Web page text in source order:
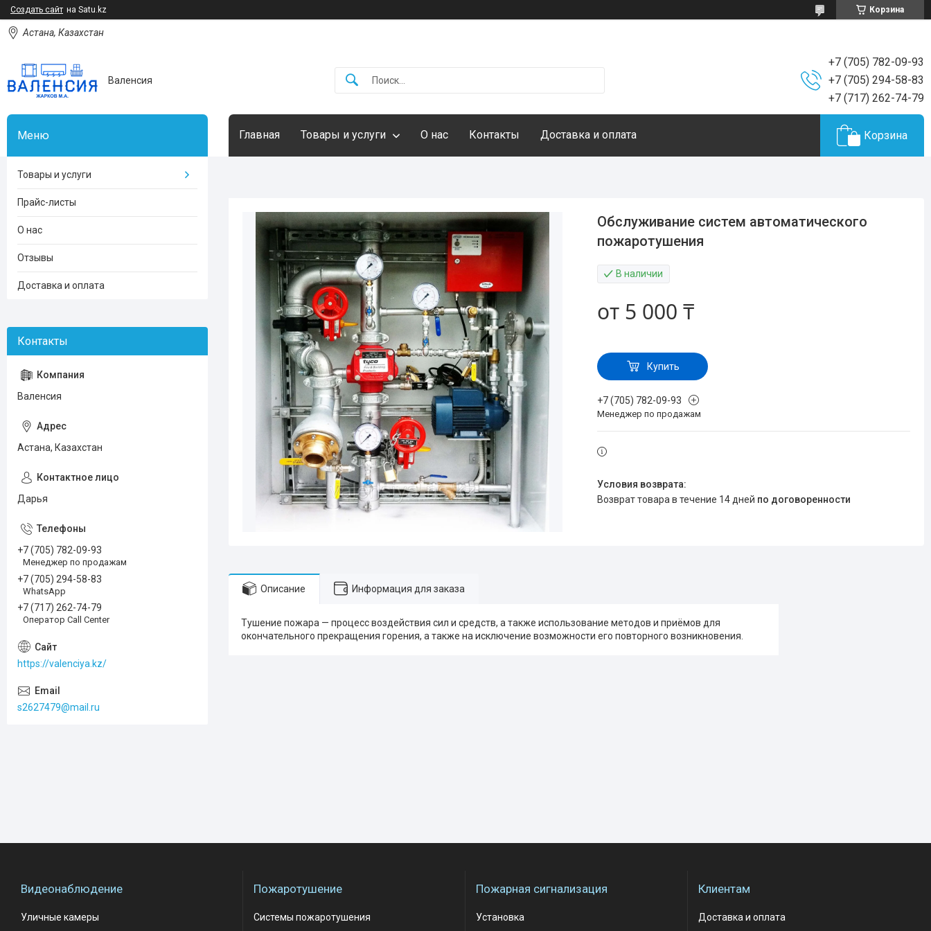
Создать сайт на Satu.kz Корзина
Астана, Казахстан
Валенсия
+7 (705) 782-09-93
+7 (705) 294-58-83
+7 (717) 262-74-79
Главная Товары и услуги О нас Контакты Доставка и оплата Корзина
Обслуживание систем автоматического
пожаротушения
В наличии
от 5 000 ₸
Купить
+7 (705) 782-09-93
Менеджер по продажам
возврат товара в течение 14 дней по договоренности
Описание Информация для заказа
Тушение пожара — процесс воздействия сил и средств, а также использование методов и приёмов для
окончательного прекращения горения, а также на исключение возможности его повторного возникновения.
Товары и услуги
Прайс-листы
О нас
Отзывы
Доставка и оплата
Валенсия
Астана, Казахстан
Дарья
+7 (705) 782-09-93
Менеджер по продажам
+7 (705) 294-58-83
WhatsApp
+7 (717) 262-74-79
Оператор Call Center
https://valenciya.kz/
s2627479@mail.ru
Видеонаблюдение
Уличные камеры
Пожаротушение
Системы пожаротушения
Пожарная сигнализация
Установка
Клиентам
Доставка и оплата